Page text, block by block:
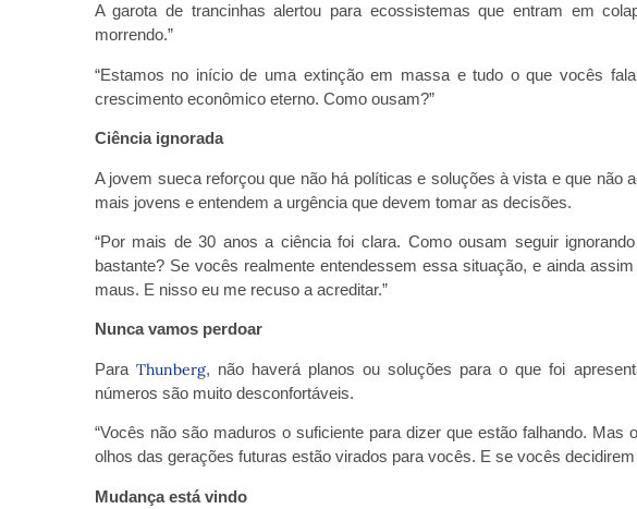
A garota de trancinhas alertou para ecossistemas que entram em
morrendo.”
“Estamos no início de uma extinção em massa e tudo o que vocês
crescimento econômico eterno. Como ousam?”
Ciência ignorada
A jovem sueca reforçou que não há políticas e soluções à vista e que não
mais jovens e entendem a urgência que devem tomar as decisões.
“Por mais de 30 anos a ciência foi clara. Como ousam seguir
bastante? Se vocês realmente entendessem essa situação, e ainda
maus. E nisso eu me recuso a acreditar.”
Nunca vamos perdoar
Para Thunberg, não haverá planos ou soluções para o que foi
números são muito desconfortáveis.
“Vocês não são maduros o suficiente para dizer que estão falhando.
olhos das gerações futuras estão virados para vocês. E se vocês
Mudança está vindo